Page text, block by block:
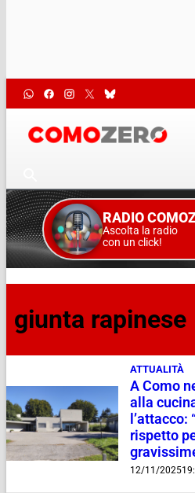
RADIO
Ascolta la radio
con un click!
giunta rapinese
ATTUALITÀ
A Como
alla
l’attacco:
rispetto
12/11/2025